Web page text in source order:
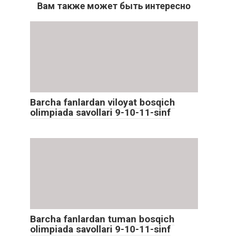
Вам также может быть интересно
Barcha fanlardan viloyat bosqich
olimpiada savollari 9-10-11-sinf
Barcha fanlardan tuman bosqich
olimpiada savollari 9-10-11-sinf